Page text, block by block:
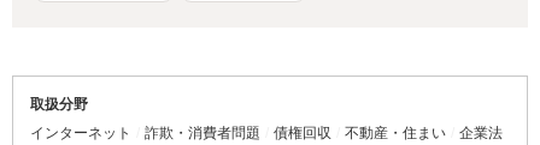
取扱分野
インターネット
詐欺・消費者問題 債権回収 不動産・住まい
企業法